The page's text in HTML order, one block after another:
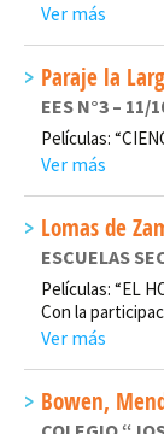
Ver más
Paraje la
EES N°3 – 11/
Películas:
Ver más
Lomas de
ESCUELAS
Películas: “EL
Con la
Ver más
Bowen,